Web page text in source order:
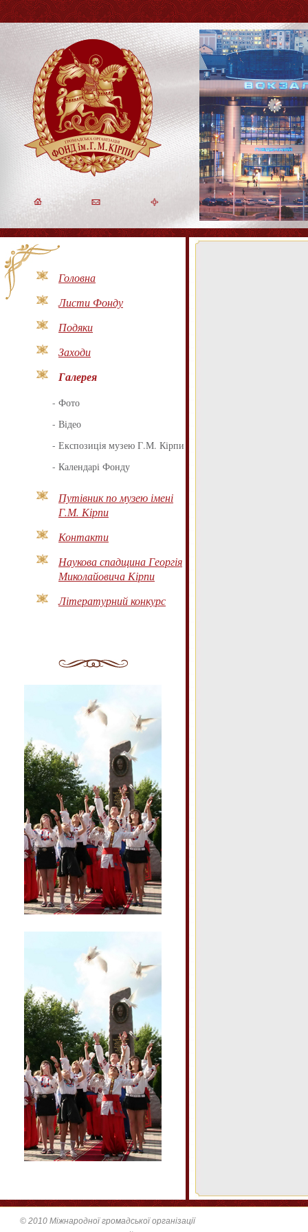
Головна
Листи Фонду
Подяки
Заходи
Галерея
- Фото
- Відео
- Експозиція музею Г.М. Кірпи
- Календарі Фонду
Путівник по музею імені
Г.М. Кірпи
Контакти
Наукова спадщина Георгія
Миколайовича Кірпи
Літературний конкурс
© 2010 Міжнародної громадської організації